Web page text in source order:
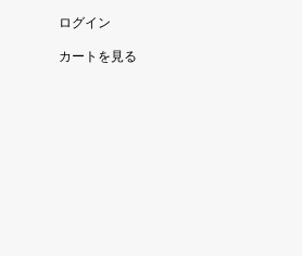
ログイン
カートを見る